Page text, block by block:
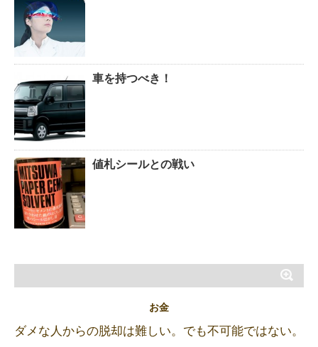
車を持つべき！
値札シールとの戦い
お金
ダメな人からの脱却は難しい。でも不可能ではない。